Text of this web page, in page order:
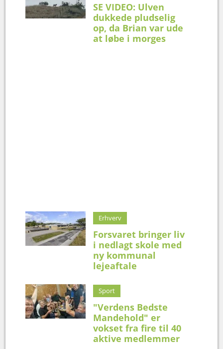
SE VIDEO: Ulven
dukkede pludselig
op, da Brian var ude
at løbe i morges
Erhverv
Forsvaret bringer liv
i nedlagt skole med
ny kommunal
lejeaftale
Sport
"Verdens Bedste
Mandehold" er
vokset fra fire til 40
aktive medlemmer